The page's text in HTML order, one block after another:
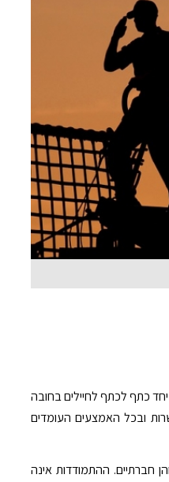
כתף לכתף לחיילים בחובה
ובכל האמצעים העומדים
חברתיים. ההתמודדות אינה